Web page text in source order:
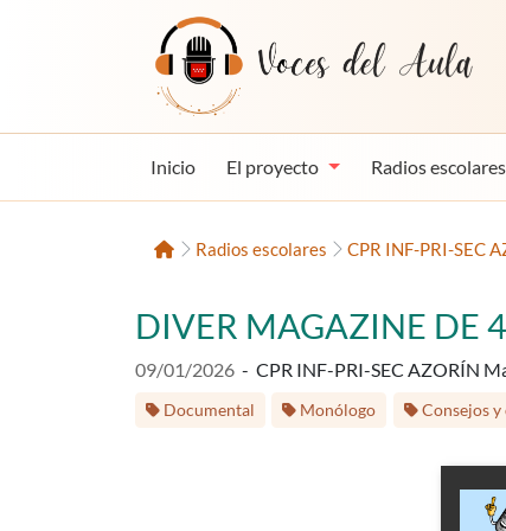
Voces del Aula
Inicio El proyecto Radios escolares
InicioRadios escolares CPR INF-PRI-SEC
DIVER MAGAZINE DE
Fecha de publicación:
09/01/2026 - CPR INF-PRI-SEC AZORÍN
Etiquetas:
Documental Monólogo Consejos